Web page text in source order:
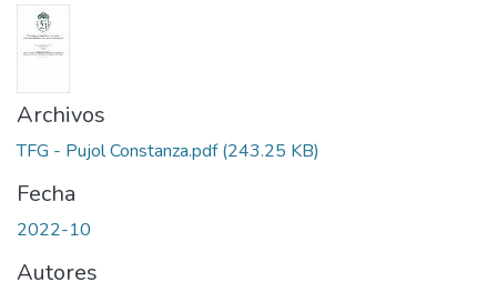
Archivos
TFG - Pujol Constanza.pdf(243.25 KB)
Fecha
2022-10
Autores